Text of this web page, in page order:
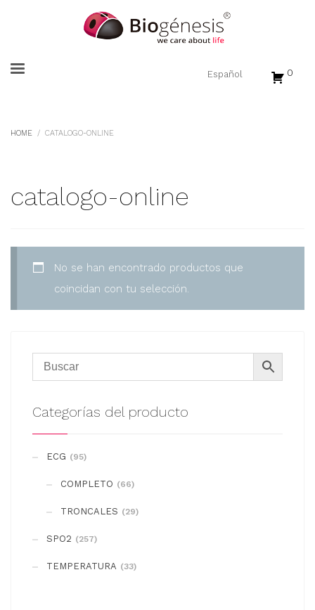
0
HOME CATALOGO-ONLINE
catalogo-online
No se han encontrado productos que
coincidan con tu selección.
Categorías del producto
ECG (95)
COMPLETO (66)
TRONCALES (29)
SPO2 (257)
TEMPERATURA (33)